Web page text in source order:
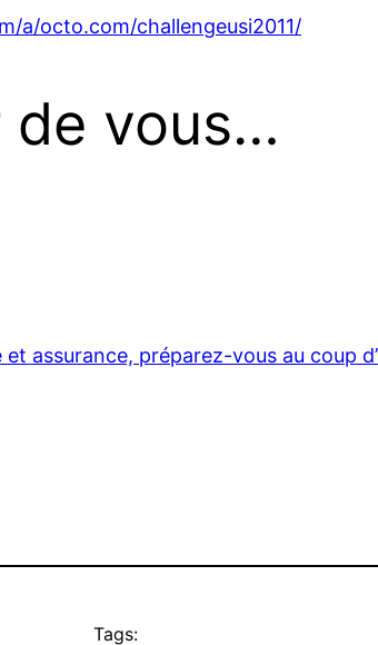
a/octo.com/challengeusi2011/
de vous…
assurance, préparez-vous au coup
Tags: